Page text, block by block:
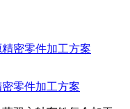
零件加工方案